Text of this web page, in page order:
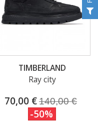
TIMBERLAND
Ray city
70,00 €140,00 €
-50%